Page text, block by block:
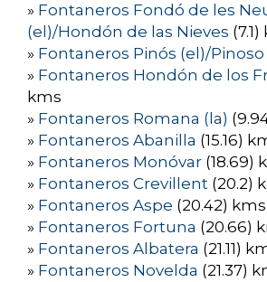
» Fontaneros Fondó de les
(el)/Hondón de las Nieves
» Fontaneros Pinós (el)/Pinoso
» Fontaneros Hondón de los
kms
» Fontaneros Romana (la)
» Fontaneros Abanilla (15.16)
» Fontaneros Monóvar (18.69)
» Fontaneros Crevillent (20.2)
» Fontaneros Aspe (20.42) kms
» Fontaneros Fortuna (20.66)
» Fontaneros Albatera (21.11)
» Fontaneros Novelda (21.37)